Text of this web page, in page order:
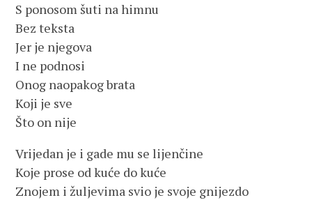
S ponosom šuti na himnu
Bez teksta
Jer je njegova
I ne podnosi
Onog naopakog brata
Koji je sve
Što on nije
Vrijedan je i gade mu se lijenčine
Koje prose od kuće do kuće
Znojem i žuljevima svio je svoje gnijezdo